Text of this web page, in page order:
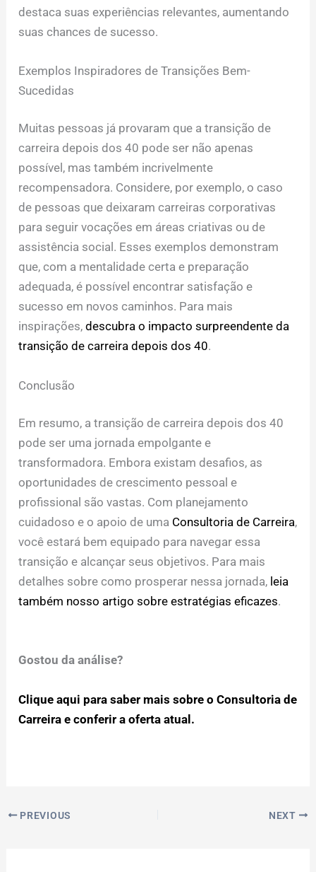
destaca suas experiências relevantes, aumentando
suas chances de sucesso.
Exemplos Inspiradores de Transições Bem-
Sucedidas
Muitas pessoas já provaram que a transição de
carreira depois dos 40 pode ser não apenas
possível, mas também incrivelmente
recompensadora. Considere, por exemplo, o caso
de pessoas que deixaram carreiras corporativas
para seguir vocações em áreas criativas ou de
assistência social. Esses exemplos demonstram
que, com a mentalidade certa e preparação
adequada, é possível encontrar satisfação e
sucesso em novos caminhos. Para mais
inspirações,descubra o impacto surpreendente da
transição de carreira depois dos 40.
Conclusão
Em resumo, a transição de carreira depois dos 40
pode ser uma jornada empolgante e
transformadora. Embora existam desafios, as
oportunidades de crescimento pessoal e
profissional são vastas. Com planejamento
cuidadoso e o apoio de uma Consultoria de Carreira,
você estará bem equipado para navegar essa
transição e alcançar seus objetivos. Para mais
detalhes sobre como prosperar nessa jornada, leia
também nosso artigo sobre estratégias eficazes.
Gostou da análise?
Clique aqui para saber mais sobre o Consultoria de
Carreira e conferir a oferta atual.
PREVIOUS NEXT